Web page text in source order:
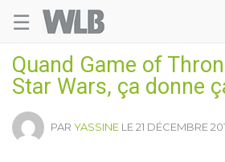
☰
Quand Game of
Star Wars, ça donne
PAR YASSINE LE 21 DÉCEMBRE